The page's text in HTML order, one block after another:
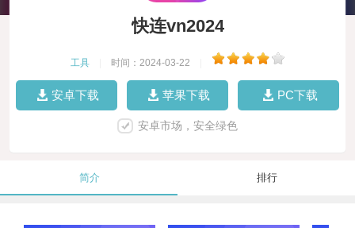
快连vn2024
工具 时间：2024-03-22
安卓下载 苹果下载 PC下载
安卓市场，安全绿色
简介 排行